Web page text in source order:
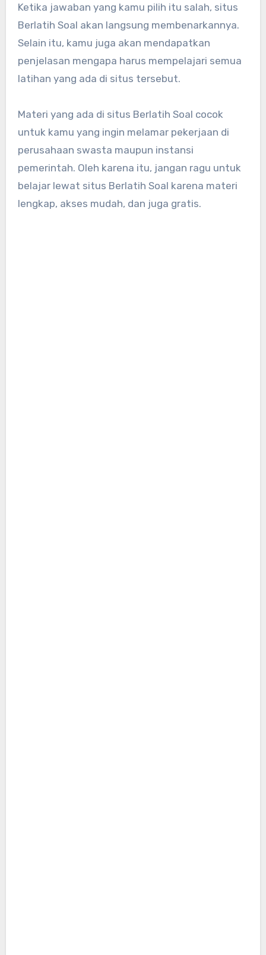
Ketika jawaban yang kamu pilih itu salah, situs
Berlatih Soal akan langsung membenarkannya.
Selain itu, kamu juga akan mendapatkan
penjelasan mengapa harus mempelajari semua
latihan yang ada di situs tersebut.
Materi yang ada di situs Berlatih Soal cocok
untuk kamu yang ingin melamar pekerjaan di
perusahaan swasta maupun instansi
pemerintah. Oleh karena itu, jangan ragu untuk
belajar lewat situs Berlatih Soal karena materi
lengkap, akses mudah, dan juga gratis.